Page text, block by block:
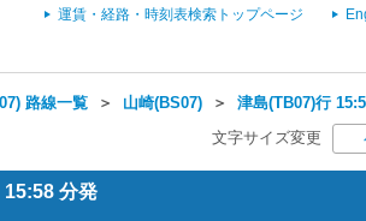
運賃・経路・時刻表検索トップページ
路線一覧 ＞ 山崎(BS07) ＞ 津島(TB07)行
文字サイズ変更
分発